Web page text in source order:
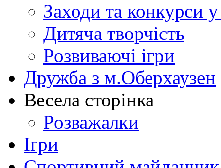
Заходи та конкурси у
Дитяча творчість
Розвиваючі ігри
Дружба з м.Оберхаузен
Весела сторінка
Розважалки
Ігри